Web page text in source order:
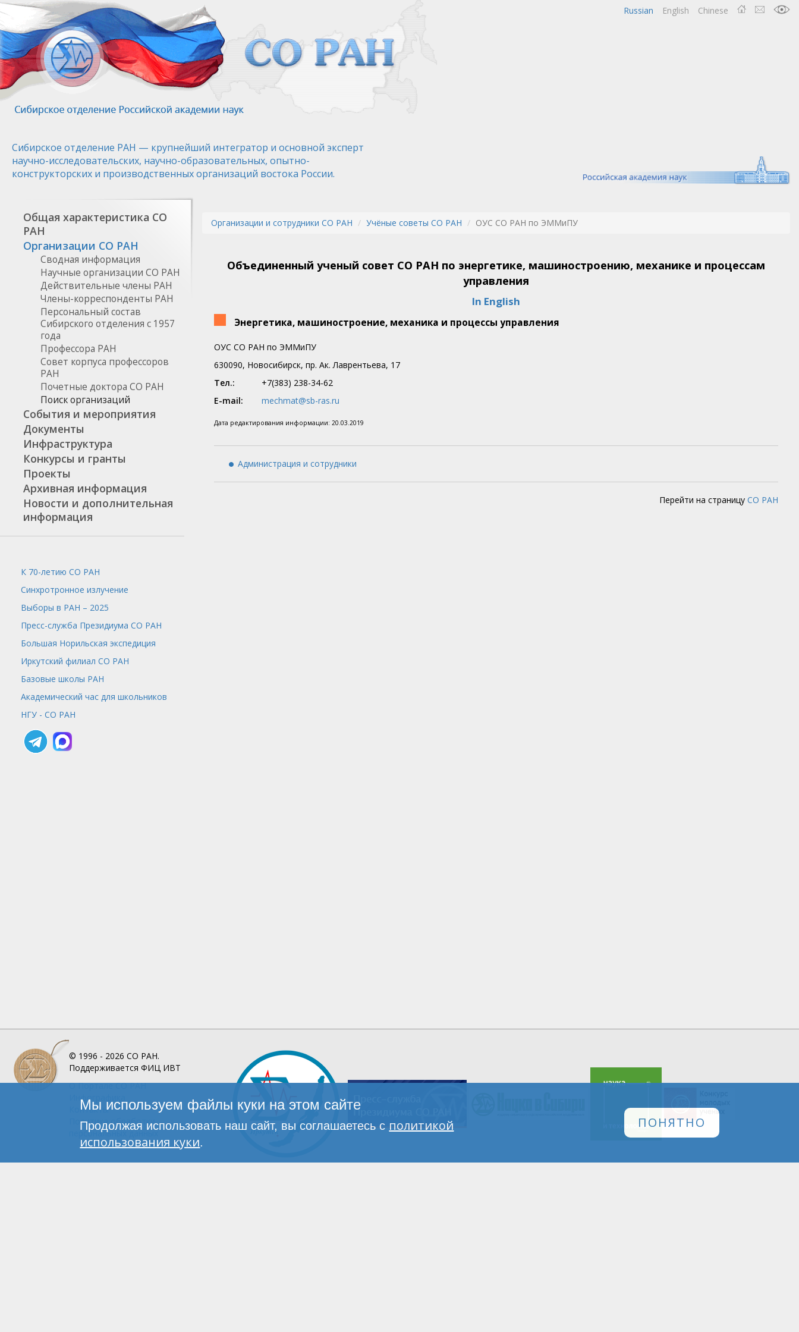
Перейти
основному
содержанию
Chinese
English
Russian
Сибирское отделение РАН — крупнейший интегратор и основной эксперт
научно-исследовательских, научно-образовательных, опытно-
конструкторских и производственных организаций востока России.
Общая характеристика СО
РАН
Организации СО РАН
Сводная информация
Научные организации СО РАН
Действительные члены РАН
Члены-корреспонденты РАН
Персональный состав
Сибирского отделения с 1957
года
Профессора РАН
Совет корпуса профессоров
РАН
Почетные доктора СО РАН
Поиск организаций
События и мероприятия
Документы
Инфраструктура
Конкурсы и гранты
Проекты
Архивная информация
Новости и дополнительная
информация
К 70-летию СО РАН
Синхротронное излучение
Выборы в РАН – 2025
Пресс-служба Президиума СО РАН
Большая Норильская экспедиция
Иркутский филиал СО РАН
Базовые школы РАН
Академический час для школьников
НГУ - СО РАН
Организации и сотрудники СО РАН Учёные советы СО РАН ОУС СО РАН по ЭММиПУ
Объединенный ученый совет СО РАН по энергетике, машиностроению, механике и процессам
управления
In English
Энергетика, машиностроение, механика и процессы управления
ОУС СО РАН по ЭММиПУ
630090, Новосибирск, пр. Ак. Лаврентьева, 17
Тел.:
+7(383) 238-34-62
E-mail:
mechmat@sb-ras.ru
Дата редактирования информации: 20.03.2019
Администрация и сотрудники
Перейти на страницу СО РАН
© 1996 - 2026 СО РАН.
Поддерживается ФИЦ ИВТ
О ПорталеСО РАН
Инфографика
Контакты
Политика обработки
персональных данных
Мы используем файлы куки на этом сайте
Продолжая использовать наш сайт, вы соглашаетесь с политикой
использования куки.
ПОНЯТНО